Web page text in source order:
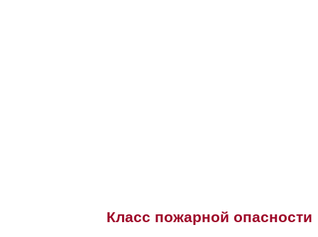
Класс пожарной опасности